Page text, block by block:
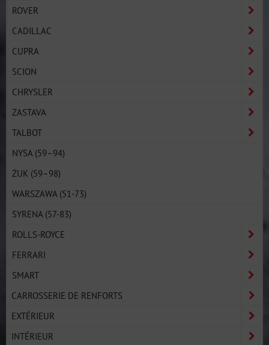
ROVER
CADILLAC
CUPRA
SCION
CHRYSLER
ZASTAVA
TALBOT
NYSA (59–94)
ŻUK (59–98)
WARSZAWA (51-73)
SYRENA (57-83)
ROLLS-ROYCE
FERRARI
SMART
CARROSSERIE DE RENFORTS
EXTÉRIEUR
INTÉRIEUR